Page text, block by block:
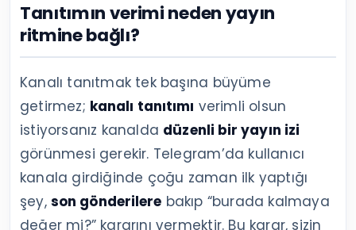
Tanıtımın verimi neden yayın
ritmine bağlı?
Kanalı tanıtmak tek başına büyüme
getirmez; kanalı tanıtımı verimli olsun
istiyorsanız kanalda düzenli bir yayın izi
görünmesi gerekir. Telegram’da kullanıcı
kanala girdiğinde çoğu zaman ilk yaptığı
şey,son gönderilere bakıp “burada kalmaya
değer mi?” kararını vermektir. Bu karar, sizin